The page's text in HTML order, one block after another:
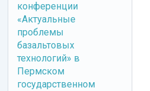
конференции
«Актуальные
проблемы
базальтовых
технологий» в
Пермском
государственном